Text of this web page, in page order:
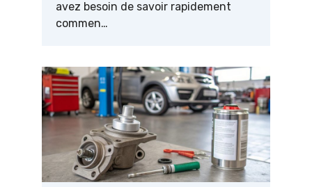
avez besoin de savoir rapidement
commen…